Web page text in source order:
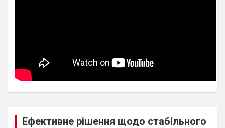
Ефективне рішення щодо стабільного